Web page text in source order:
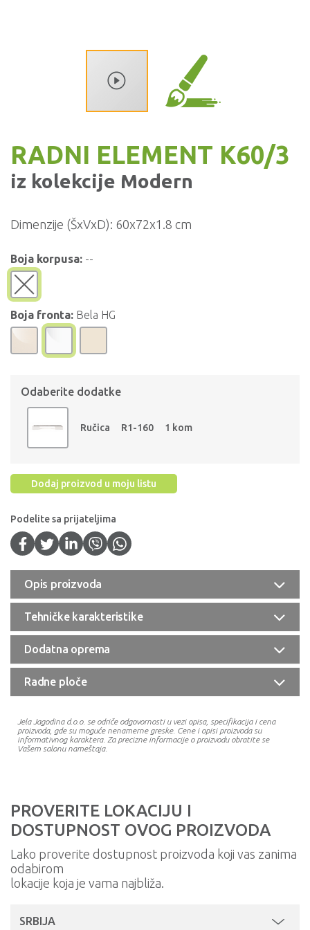
RADNI ELEMENT K60/3
iz kolekcije Modern
Dimenzije (ŠxVxD): 60x72x1.8 cm
Boja korpusa: --
Boja fronta: Bela HG
Odaberite dodatke
Ručica R1-160 1 kom
Dodaj proizvod u moju listu
Podelite sa prijateljima
Opis proizvoda
Tehničke karakteristike
Dodatna oprema
Radne ploče
Jela Jagodina d.o.o. se odriče odgovornosti u vezi opisa, specifikacija i cena
proizvoda, gde su moguće nenamerne greske. Cene i opisi proizvoda su
informativnog karaktera. Za precizne informacije o proizvodu obratite se
Vašem salonu nameštaja.
PROVERITE LOKACIJU I
DOSTUPNOST OVOG PROIZVODA
Lako proverite dostupnost proizvoda koji vas zanima
odabirom
lokacije koja je vama najbliža.
SRBIJA